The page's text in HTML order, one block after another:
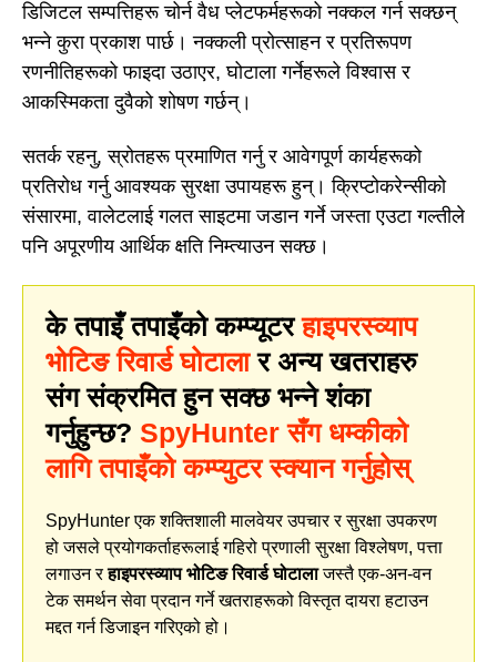
डिजिटल सम्पत्तिहरू चोर्न वैध प्लेटफर्महरूको नक्कल गर्न सक्छन्
भन्ने कुरा प्रकाश पार्छ। नक्कली प्रोत्साहन र प्रतिरूपण
रणनीतिहरूको फाइदा उठाएर, घोटाला गर्नेहरूले विश्वास र
आकस्मिकता दुवैको शोषण गर्छन्।
सतर्क रहनु, स्रोतहरू प्रमाणित गर्नु र आवेगपूर्ण कार्यहरूको
प्रतिरोध गर्नु आवश्यक सुरक्षा उपायहरू हुन्। क्रिप्टोकरेन्सीको
संसारमा, वालेटलाई गलत साइटमा जडान गर्ने जस्ता एउटा गल्तीले
पनि अपूरणीय आर्थिक क्षति निम्त्याउन सक्छ।
के तपाइँ तपाइँको कम्प्यूटरहाइपरस्व्याप
भोटिङ रिवार्ड घोटालार अन्य खतराहरु
संग संक्रमित हुन सक्छ भन्ने शंका
गर्नुहुन्छ? SpyHunter सँग धम्कीको
लागि तपाइँको कम्प्युटर स्क्यान गर्नुहोस्
SpyHunter एक शक्तिशाली मालवेयर उपचार र सुरक्षा उपकरण
हो जसले प्रयोगकर्ताहरूलाई गहिरो प्रणाली सुरक्षा विश्लेषण, पत्ता
लगाउन रहाइपरस्व्याप भोटिङ रिवार्ड घोटालाजस्तै एक-अन-वन
टेक समर्थन सेवा प्रदान गर्ने खतराहरूको विस्तृत दायरा हटाउन
मद्दत गर्न डिजाइन गरिएको हो।